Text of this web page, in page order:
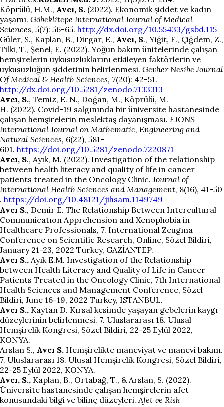
Köprülü, H.M., Avcı, S. (2022). Ekonomik şiddet ve kadın
yaşamı. Göbeklitepe International Journal of Medical
Sciences, 5(7): 56-65. http://dx.doi.org/10.55433/gsbd.115
Güler, S., Kaplan, B., Dirgar, E., Avcı, S., Yiğit, F., Çiğdem, Z.,
Tilki, T., Şenel, E. (2022). Yoğun bakım ünitelerinde çalışan
hemşirelerin uykusuzluklarını etkileyen faktörlerin ve
uykusuzluğun şiddetinin belirlenmesi. Gevher Nesibe Journal
Of Medical & Health Sciences, 7(20): 42-51.
http://dx.doi.org/10.5281/zenodo.7133313
Avcı, S., Temiz, E. N., Doğan, M., Köprülü, M.
H. (2022). Covid-19 salgınında bir üniversite hastanesinde
çalışan hemşirelerin meslektaş dayanışması. EJONS
International Journal on Mathematic, Engineering and
Natural Sciences, 6(22), 581-
601. https://doi.org/10.5281/zenodo.7220871
Avcı, S., Ayık, M. (2022). Investigation of the relationship
between health literacy and quality of life in cancer
patients treated in the Oncology Clinic. Journal of
International Health Sciences and Management, 8(16), 41-50
. https://doi.org/10.48121/jihsam.1149749
Avcı S., Demir E. The Relationship Between Intercultural
Communicatıon Apprehension and Xenophobia in
Healthcare Professionals, 7. International Zeugma
Conference on Scientific Research, Online, Sözel Bildiri,
January 21-23, 2022 Turkey, GAZİANTEP.
Avcı S., Ayık E.M. Investigation of the Relationship
between Health Literacy and Quality of Life in Cancer
Patients Treated in the Oncology Clinic, 7th International
Health Sciences and Management Conference, Sözel
Bildiri, June 16-19, 2022 Turkey, ISTANBUL.
Avcı S., Kaytan D. Kırsal kesimde yaşayan gebelerin kaygı
düzeylerinin belirlenmesi. 7. Uluslararası 18. Ulusal
Hemşirelik Kongresi, Sözel Bildiri, 22-25 Eylül 2022,
KONYA.
Arslan S., Avcı S. Hemşirelikte maneviyat ve manevi bakım.
7. Uluslararası 18. Ulusal Hemşirelik Kongresi, Sözel Bildiri,
22-25 Eylül 2022, KONYA.
Avcı, S., Kaplan, B., Ortabağ, T., & Arslan, S. (2022).
Üniversite hastanesinde çalışan hemşirelerin afet
konusundaki bilgi ve bilinç düzeyleri.Afet ve Risk